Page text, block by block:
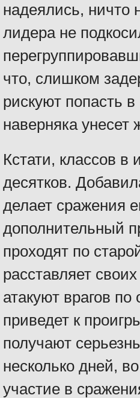
надеялись, ничто
лидера не
что, слишком
рискуют попасть
наверняка унесет
Кстати, классов в
десятков.
делает сражения
дополнительный
проходят по
расставляет
атакуют врагов
приведет к
получают
несколько дней,
участие в